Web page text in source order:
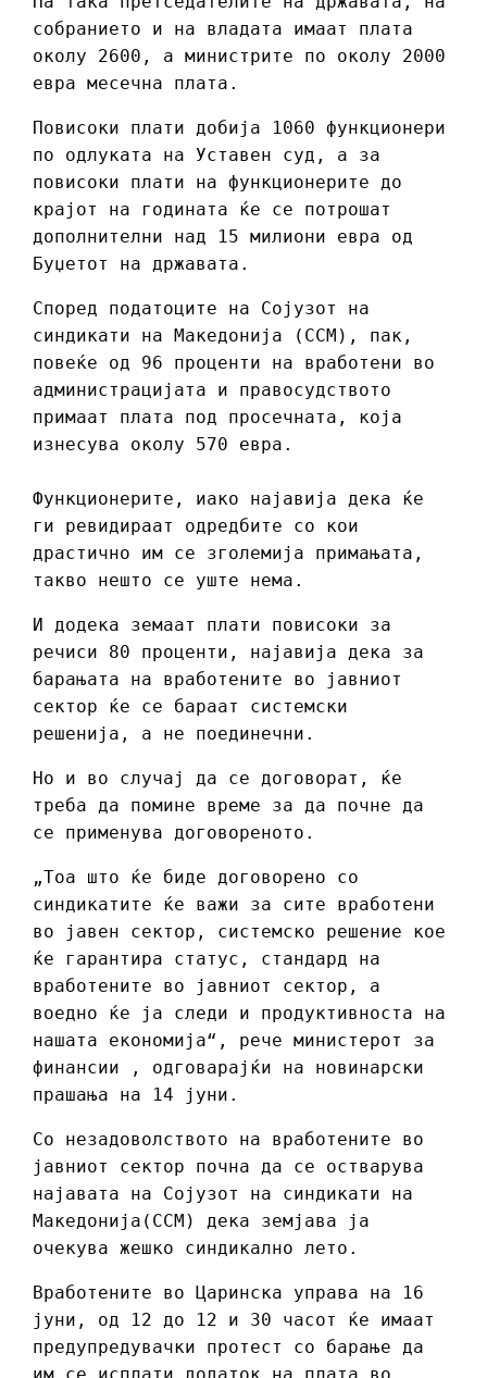
собранието и на владата имаат плата
околу 2600, а министрите по околу 2000
евра месечна плата.
Повисоки плати добија 1060 функционери
по одлуката на Уставен суд, а за
повисоки плати на функционерите до
крајот на годината ќе се потрошат
дополнителни над 15 милиони евра од
Буџетот на државата.
Според податоците на Сојузот на
синдикати на Македонија (ССМ), пак,
повеќе од 96 проценти на вработени во
администрацијата и правосудството
примаат плата под просечната, која
изнесува околу 570 евра.
Функционерите, иако најавија дека ќе
ги ревидираат одредбите со кои
драстично им се зголемија примањата,
такво нешто се уште нема.
И додека земаат плати повисоки за
речиси 80 проценти, најавија дека за
барањата на вработените во јавниот
сектор ќе се бараат системски
решенија, а не поединечни.
Но и во случај да се договорат, ќе
треба да помине време за да почне да
се применува договореното.
„Тоа што ќе биде договорено со
синдикатите ќе важи за сите вработени
во јавен сектор, системско решение кое
ќе гарантира статус, стандард на
вработените во јавниот сектор, а
воедно ќе ја следи и продуктивноста на
нашата економија“, рече министерот за
финансии , одговарајќи на новинарски
прашања на 14 јуни.
Со незадоволството на вработените во
јавниот сектор почна да се остварува
најавата на Сојузот на синдикати на
Македонија(ССМ) дека земјава ја
очекува жешко синдикално лето.
Вработените во Царинска управа на 16
јуни, од 12 до 12 и 30 часот ќе имаат
предупредувачки протест со барање да